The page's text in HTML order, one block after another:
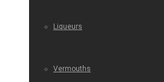
Liqueurs
Vermouths